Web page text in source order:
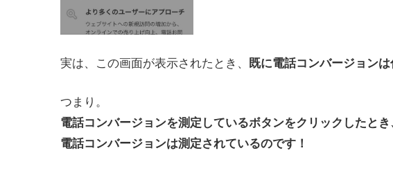
実は、この画面が表示されたとき、 既に電話コンバージョン
つまり。
電話コンバージョンを測定しているボタンをクリックしたとき、
電話コンバージョンは測定されているのです！